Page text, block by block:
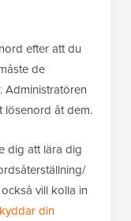
efter att du
de
Administratören
lösenord åt dem.
dig att lära dig
vill kolla in
din